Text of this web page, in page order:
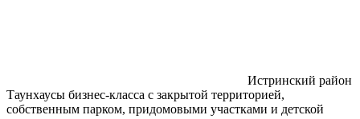
Истринский район
Таунхаусы бизнес-класса с закрытой территорией,
собственным парком, придомовыми участками и детской